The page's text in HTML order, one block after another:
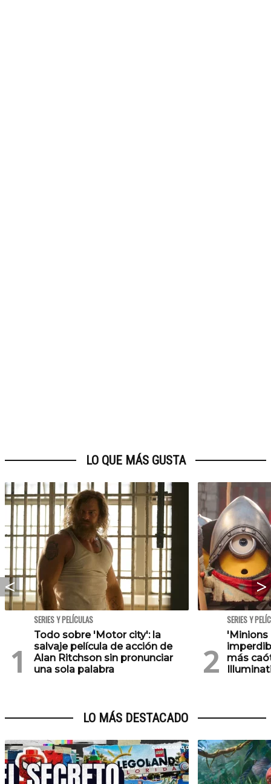
LO QUE MÁS GUSTA
SERIES Y PELÍCULAS
Todo sobre 'Motor city': la
salvaje película de acción de
Alan Ritchson sin pronunciar
una sola palabra
SERIES Y
'Minions
más
LO MÁS DESTACADO